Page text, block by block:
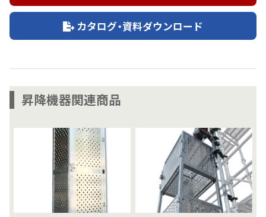
カタログ・資料ダウンロード
昇降機器関連商品